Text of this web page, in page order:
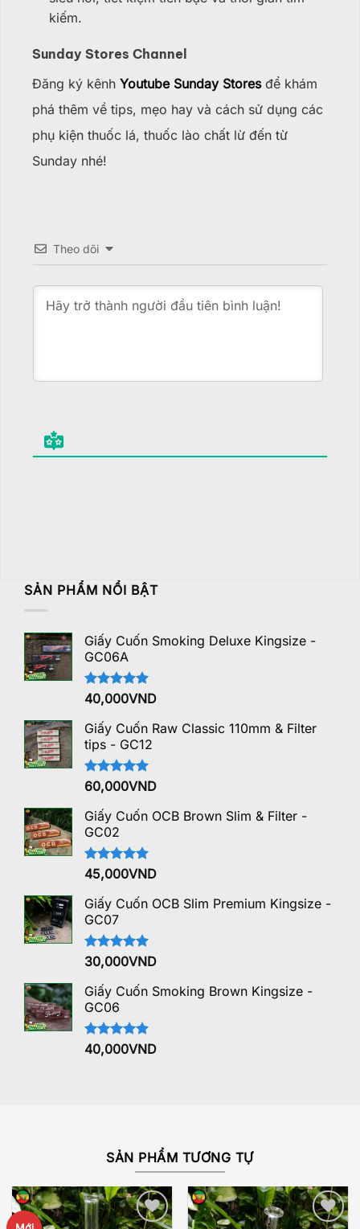
SẢN PHẨM NỔI BẬT
Giấy Cuốn Smoking Deluxe Kingsize -
GC06A
Được xếp
hạng
5 sao
40,000VND
Giấy Cuốn Raw Classic 110mm & Filter
tips - GC12
Được xếp
hạng
5 sao
60,000VND
Giấy Cuốn OCB Brown Slim & Filter -
GC02
Được xếp
hạng
5 sao
45,000VND
Giấy Cuốn OCB Slim Premium Kingsize -
GC07
Được xếp
hạng
5 sao
30,000VND
Giấy Cuốn Smoking Brown Kingsize -
GC06
Được xếp
hạng
40,000VND
kiếm.
Sunday Stores Channel
Đăng ký kênh Youtube Sunday Stores để khám
phá thêm về tips, mẹo hay và cách sử dụng các
phụ kiện thuốc lá, thuốc lào chất lừ đến từ
Sunday nhé!
Theo dõi
SẢN PHẨM TƯƠNG TỰ